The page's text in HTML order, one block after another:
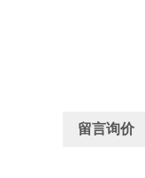
留言询价